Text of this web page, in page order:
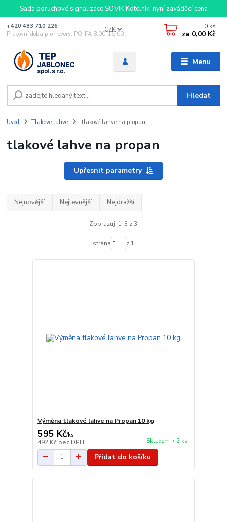
Sada poruchové signalizace SOVIK Kotelník, nyní zaváděcí cena
Menu
CZK
Hledat
+420 483 710 226
Pracovní doba pro hovory: PO-PA 8,00-16,00
0 ks
za 0,00 Kč
Úvod Tlakové lahve tlakové lahve na propan
tlakové lahve na propan
Upřesnit parametry
Nejnovější Nejlevnější Nejdražší
Zobrazuji 1-3 z 3
strana z 1
Výměna tlakové lahve na Propan 10 kg
595 Kč/ks
492 Kč bez DPH Skladem > 2 ks
Přidat do košíku